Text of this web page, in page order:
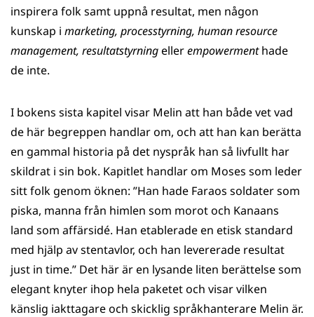
inspirera folk samt uppnå resultat, men någon
kunskap i marketing, processtyrning, human resource
management, resultatstyrningellerempowermenthade
de inte.
I bokens sista kapitel visar Melin att han både vet vad
de här begreppen handlar om, och att han kan berätta
en gammal historia på det nyspråk han så livfullt har
skildrat i sin bok. Kapitlet handlar om Moses som leder
sitt folk genom öknen: ”Han hade Faraos soldater som
piska, manna från himlen som morot och Kanaans
land som affärsidé. Han etablerade en etisk standard
med hjälp av stentavlor, och han levererade resultat
just in time.” Det här är en lysande liten berättelse som
elegant knyter ihop hela paketet och visar vilken
känslig iakttagare och skicklig språkhanterare Melin är.